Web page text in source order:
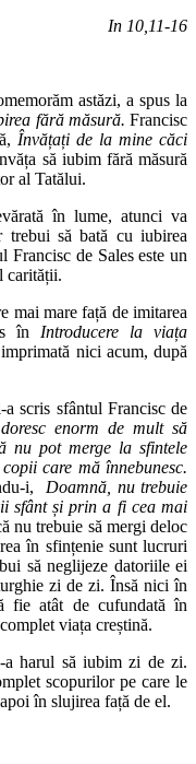
In 10,11-16
astăzi, a spus la
fără măsură. Francisc
Învățați de la mine căci
să iubim fără măsură
al Tatălui.
în lume, atunci va
trebui să bată cu iubirea
de Sales este un
carității.
mai mare față de imitarea
în Introducere la viața
nici acum, după
scris sfântul Francisc de
doresc enorm de mult să
nu pot merge la sfintele
care mă înnebunesc.
i, Doamnă, nu trebuie
sfânt și prin a fi cea mai
nu trebuie să mergi deloc
în sfințenie sunt lucruri
să neglijeze datoriile ei
zi de zi. Însă nici în
fie atât de cufundată în
viața creștină.
a harul să iubim zi de zi.
scopurilor pe care le
în slujirea față de el.